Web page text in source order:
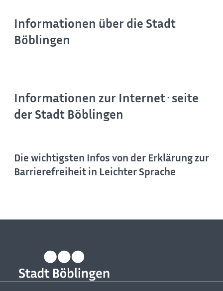
Informationen über die Stadt
Böblingen
Informationen zur Internet·seite
der Stadt Böblingen
Die wichtigsten Infos von der Erklärung zur
Barrierefreiheit in Leichter Sprache